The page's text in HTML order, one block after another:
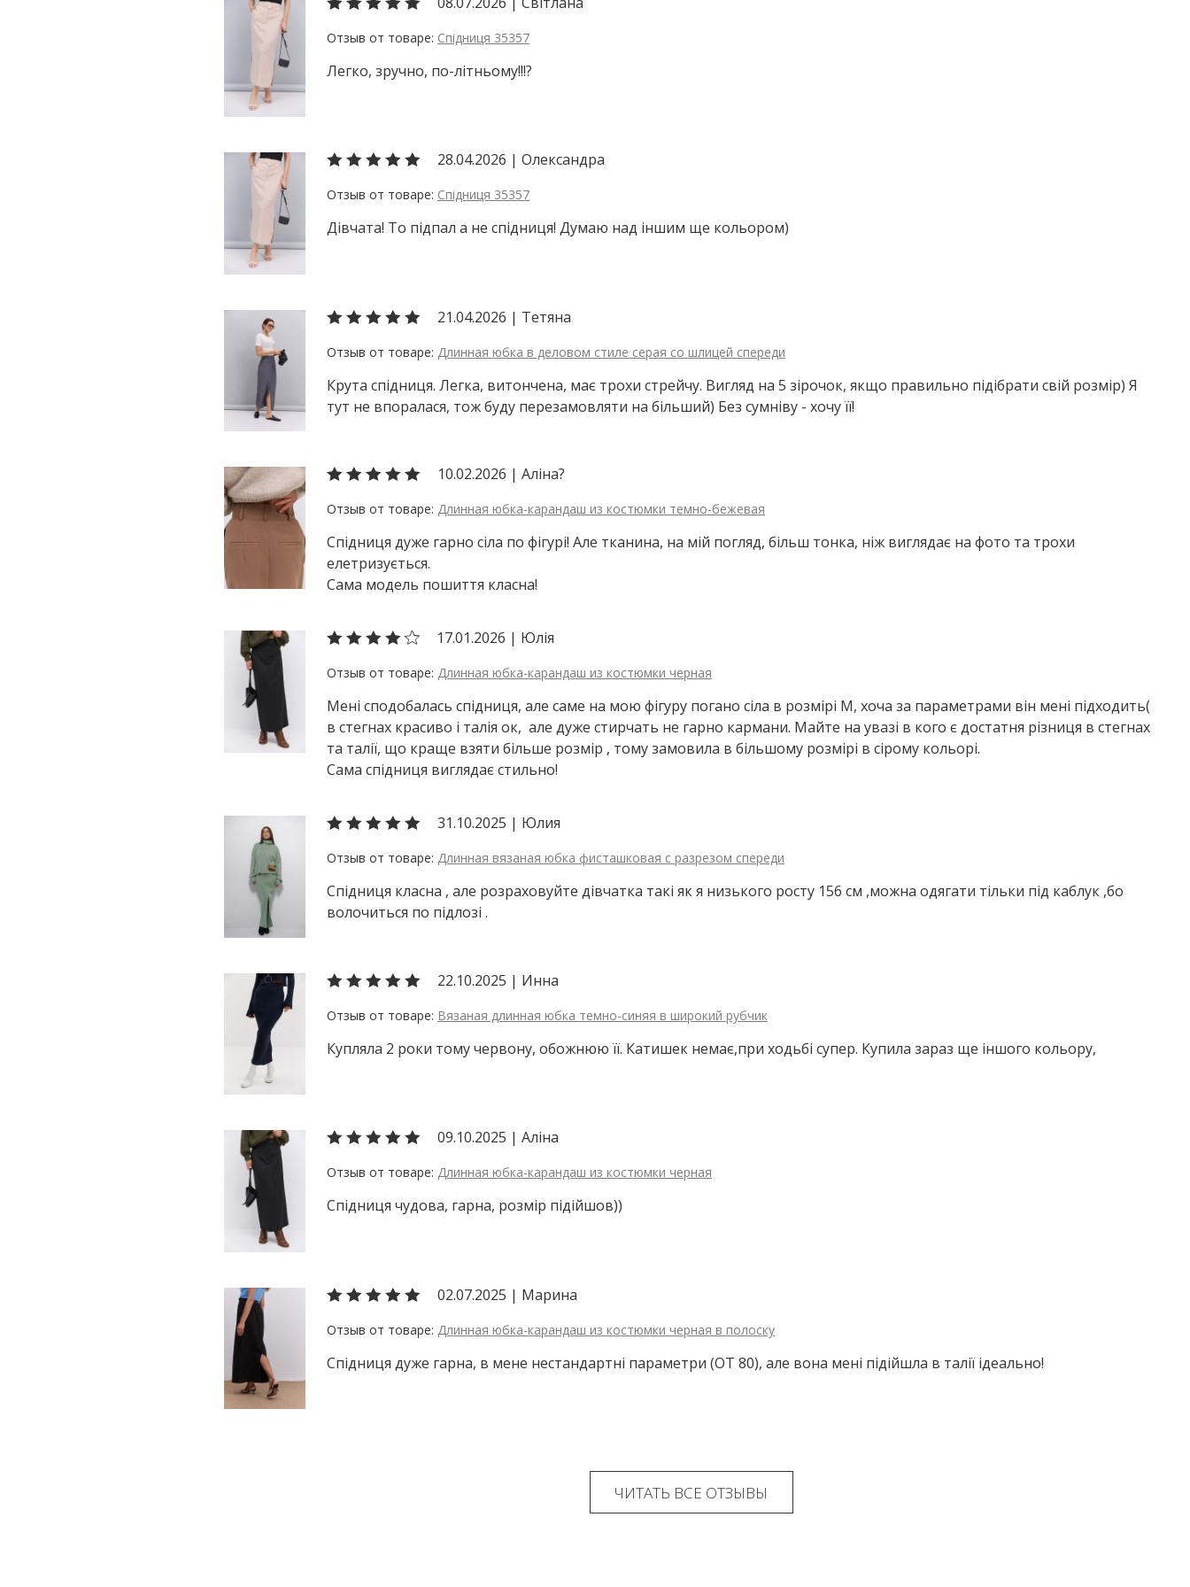
Спідниця 35357
Легко, зручно, по-літньому!!!?
28.04.2026 | Олександра
Спідниця 35357
Дівчата! То підпал а не спідниця! Думаю над іншим ще кольором)
21.04.2026 | Тетяна
Длинная юбка в деловом стиле серая со шлицей спереди
Крута спідниця. Легка, витончена, має трохи стрейчу. Вигляд на 5 зірочок, якщо правильно підібрати свій розмір) Я
тут не впоралася, тож буду перезамовляти на більший) Без сумніву - хочу її!
10.02.2026 | Аліна?
Длинная юбка-карандаш из костюмки темно-бежевая
Спідниця дуже гарно сіла по фігурі! Але тканина, на мій погляд, більш тонка, ніж виглядає на фото та трохи
елетризується.
Сама модель пошиття класна!
17.01.2026 | Юлія
Длинная юбка-карандаш из костюмки черная
Мені сподобалась спідниця, але саме на мою фігуру погано сіла в розмірі М, хоча за параметрами він мені підходить(
в стегнах красиво і талія ок, але дуже стирчать не гарно кармани. Майте на увазі в кого є достатня різниця в стегнах
та талії, що краще взяти більше розмір , тому замовила в більшому розмірі в сірому кольорі.
Сама спідниця виглядає стильно!
31.10.2025 | Юлия
Длинная вязаная юбка фисташковая с разрезом спереди
Спідниця класна , але розраховуйте дівчатка такі як я низького росту 156 см ,можна одягати тільки під каблук ,бо
волочиться по підлозі .
22.10.2025 | Инна
Вязаная длинная юбка темно-синяя в широкий рубчик
Купляла 2 роки тому червону, обожнюю її. Катишек немає,при ходьбі супер. Купила зараз ще іншого кольору,
09.10.2025 | Аліна
Длинная юбка-карандаш из костюмки черная
Спідниця чудова, гарна, розмір підійшов))
02.07.2025 | Марина
Длинная юбка-карандаш из костюмки черная в полоску
Спідниця дуже гарна, в мене нестандартні параметри (ОТ 80), але вона мені підійшла в талії ідеально!
ЧИТАТЬ ВСЕ ОТЗЫВЫ